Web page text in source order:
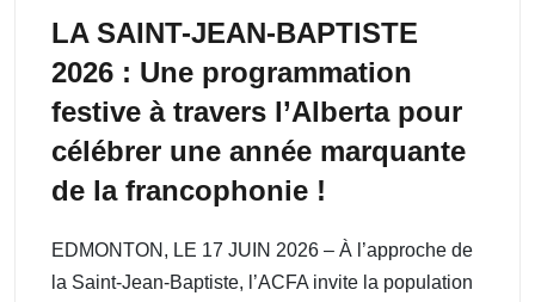
LA SAINT-JEAN-BAPTISTE
2026 : Une programmation
festive à travers l’Alberta pour
célébrer une année marquante
de la francophonie !
EDMONTON, LE 17 JUIN 2026 – À l’approche de
la Saint-Jean-Baptiste, l’ACFA invite la population